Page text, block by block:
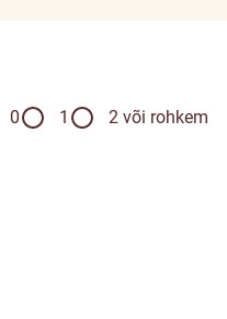
0 1
2 või rohkem